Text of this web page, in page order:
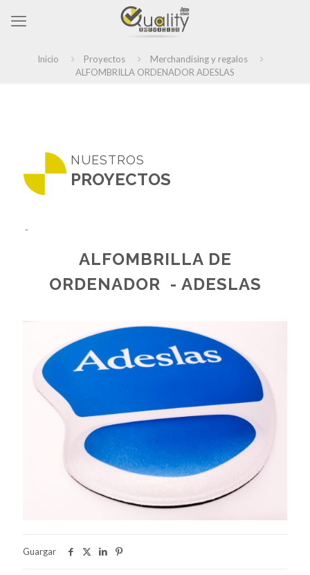
Inicio Proyectos
Merchandising y regalos
ALFOMBRILLA ORDENADOR ADESLAS
NUESTROS
PROYECTOS
-
ALFOMBRILLA DE
ORDENADOR - ADESLAS
Guargar